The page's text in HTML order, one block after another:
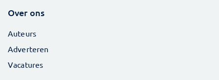
Over ons
Auteurs
Adverteren
Vacatures